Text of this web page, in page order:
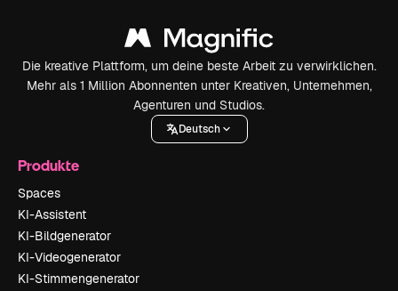
Die kreative Plattform, um deine beste Arbeit zu verwirklichen.
Mehr als 1 Million Abonnenten unter Kreativen, Unternehmen,
Agenturen und Studios.
Deutsch
Produkte
Spaces
KI-Assistent
KI-Bildgenerator
KI-Videogenerator
KI-Stimmengenerator